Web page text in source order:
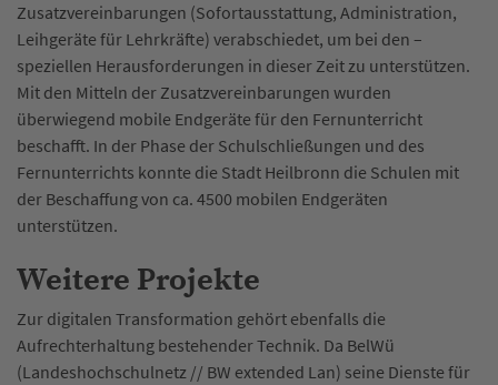
Zusatzvereinbarungen (Sofortausstattung, Administration,
Leihgeräte für Lehrkräfte) verabschiedet, um bei den –
speziellen Herausforderungen in dieser Zeit zu unterstützen.
Mit den Mitteln der Zusatzvereinbarungen wurden
überwiegend mobile Endgeräte für den Fernunterricht
beschafft. In der Phase der Schulschließungen und des
Fernunterrichts konnte die Stadt Heilbronn die Schulen mit
der Beschaffung von ca. 4500 mobilen Endgeräten
unterstützen.
Weitere Projekte
Zur digitalen Transformation gehört ebenfalls die
Aufrechterhaltung bestehender Technik. Da BelWü
(Landeshochschulnetz // BW extended Lan) seine Dienste für